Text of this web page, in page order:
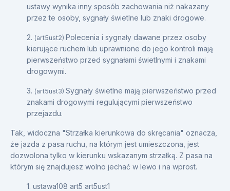
ustawy wynika inny sposób zachowania niż nakazany
przez te osoby, sygnały świetlne lub znaki drogowe.
2. (art5ust2) Polecenia i sygnały dawane przez osoby
kierujące ruchem lub uprawnione do jego kontroli mają
pierwszeństwo przed sygnałami świetlnymi i znakami
drogowymi.
3. (art5ust3) Sygnały świetlne mają pierwszeństwo przed
znakami drogowymi regulującymi pierwszeństwo
przejazdu.
Tak, widoczna "Strzałka kierunkowa do skręcania" oznacza,
że jazda z pasa ruchu, na którym jest umieszczona, jest
dozwolona tylko w kierunku wskazanym strzałką. Z pasa na
którym się znajdujesz wolno jechać w lewo i na wprost.
1. ustawa108 art5 art5ust1